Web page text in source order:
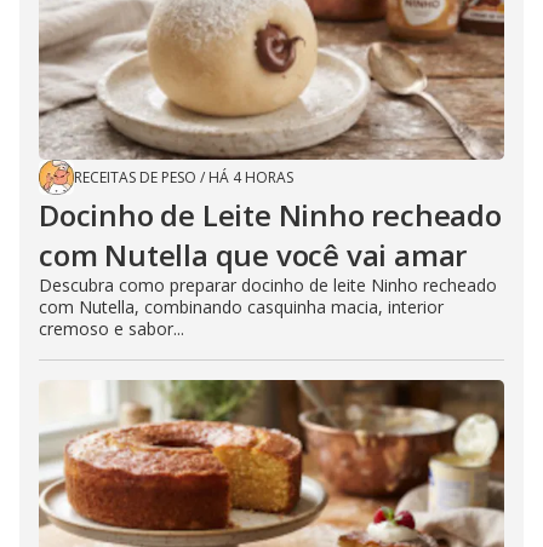
RECEITAS DE PESO / HÁ 4 HORAS
Docinho de Leite Ninho recheado
com Nutella que você vai amar
Descubra como preparar docinho de leite Ninho recheado
com Nutella, combinando casquinha macia, interior
cremoso e sabor...